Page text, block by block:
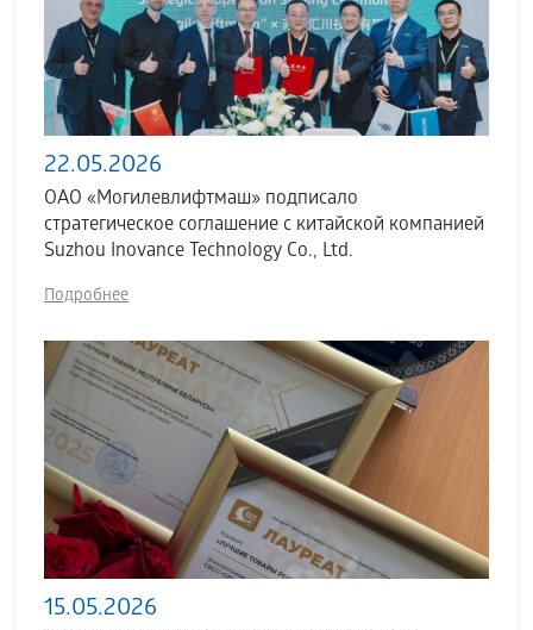
22.05.2026
ОАО «Могилевлифтмаш» подписало
стратегическое соглашение с китайской компанией
Suzhou Inovance Technology Co., Ltd.
Подробнее
15.05.2026